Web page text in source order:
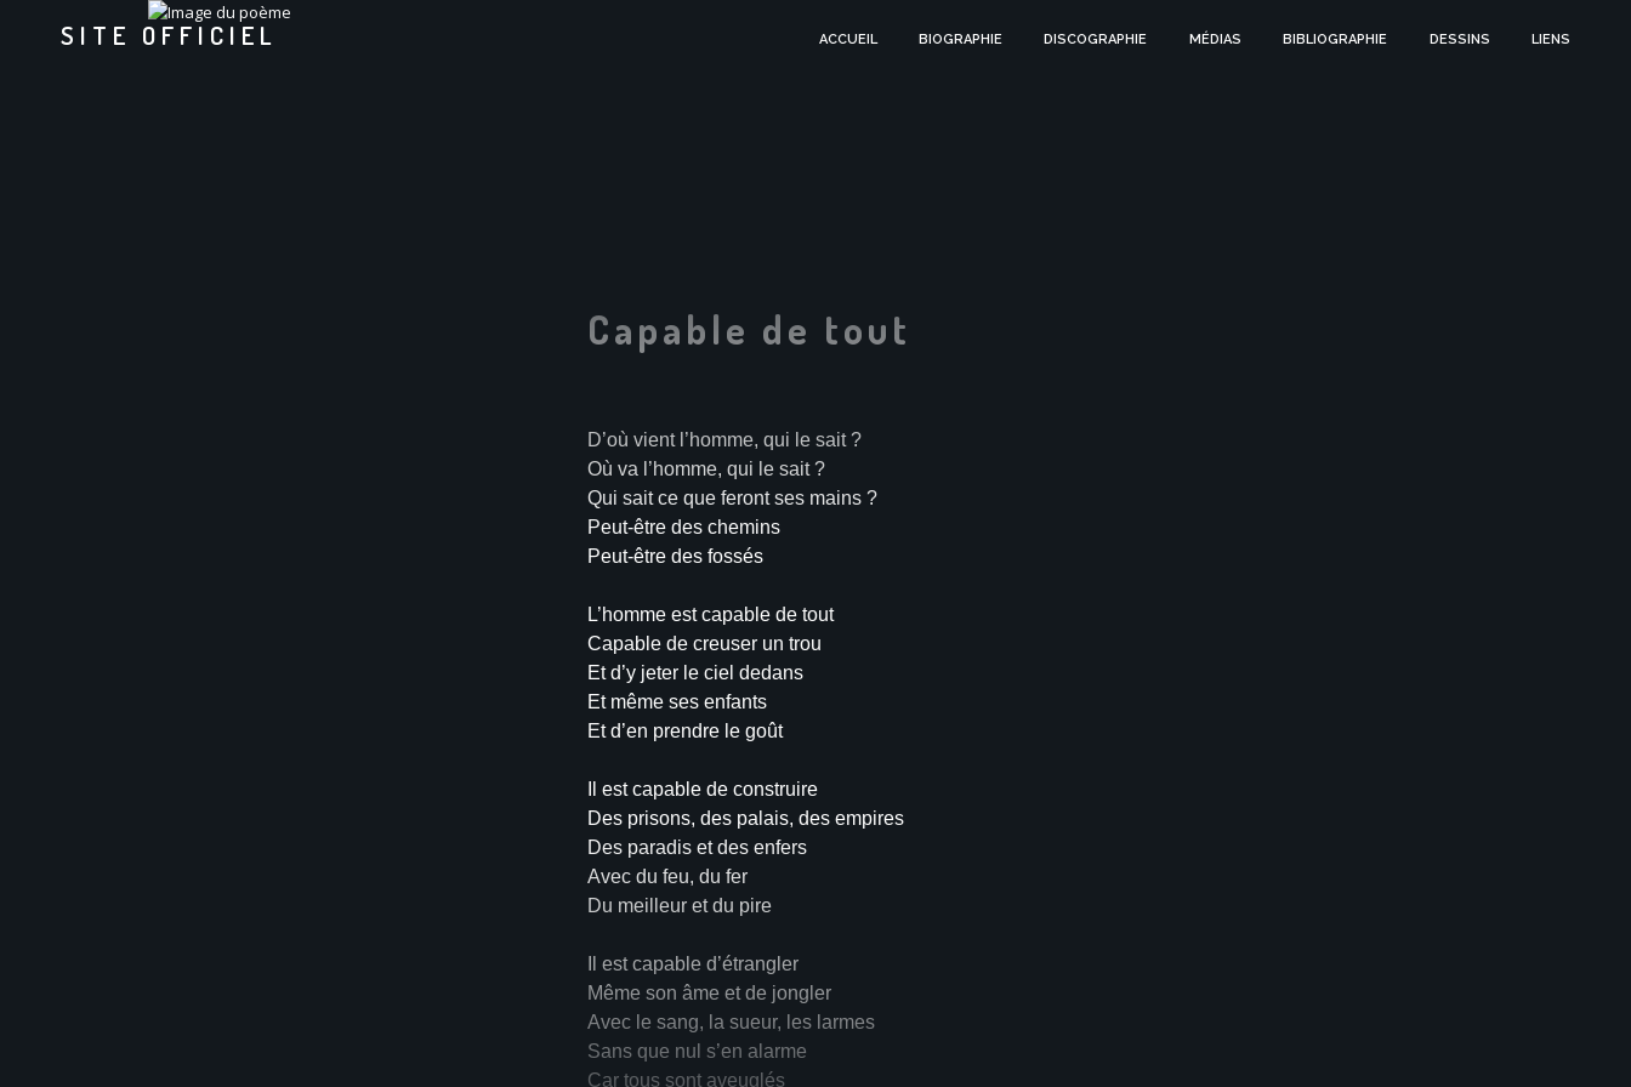
SITE OFFICIEL ACCUEIL BIOGRAPHIE DISCOGRAPHIE MÉDIAS BIBLIOGRAPHIE DESSINS LIENS
Capable de tout
D’où vient l’homme, qui le sait ?
Où va l’homme, qui le sait ?
Qui sait ce que feront ses mains ?
Peut-être des chemins
Peut-être des fossés
L’homme est capable de tout
Capable de creuser un trou
Et d’y jeter le ciel dedans
Et même ses enfants
Et d’en prendre le goût
Il est capable de construire
Des prisons, des palais, des empires
Des paradis et des enfers
Avec du feu, du fer
Du meilleur et du pire
Il est capable d’étrangler
Même son âme et de jongler
Avec le sang, la sueur, les larmes
Sans que nul s’en alarme
Car tous sont aveuglés